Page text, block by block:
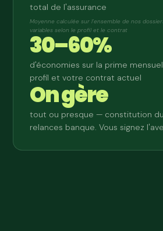
total de l'assurance
Moyenne calculée sur l'ensemble de nos
variables selon le profil et le contrat
30–60%
d'économies sur la prime
profil et votre contrat actuel
On gère
tout ou presque — constitution du
relances banque. Vous signez